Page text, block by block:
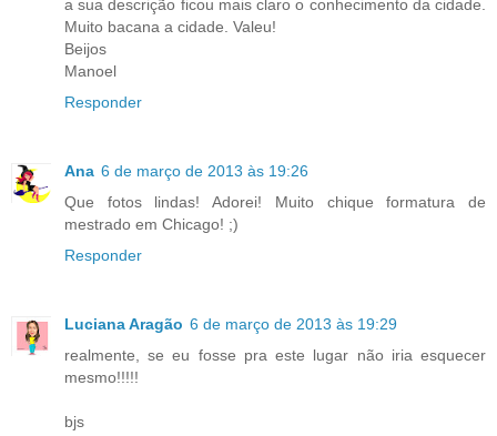
a sua descrição ficou mais claro o conhecimento da cidade.
Muito bacana a cidade. Valeu!
Beijos
Manoel
Responder
Ana 6 de março de 2013 às 19:26
Que fotos lindas! Adorei! Muito chique formatura de
mestrado em Chicago! ;)
Responder
Luciana Aragão 6 de março de 2013 às 19:29
realmente, se eu fosse pra este lugar não iria esquecer
mesmo!!!!!
bjs